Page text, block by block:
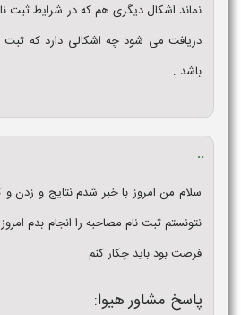
نماند اشکال دیگری هم که در شرایط ثبت
دریافت می شود چه اشکالی دارد که ثبت
باشد .
..
سلام من امروز با خبر شدم نتایج و زدن و
نتونستم ثبت نام مصاحبه را انجام بدم
فرصت بود باید چکار کنم
پاسخ مشاور هیوا: